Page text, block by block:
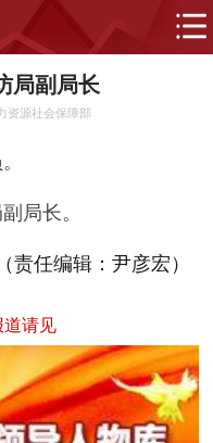
局副局长
资源社会保障部
局长。
（责任编辑：尹彦宏）
道请见